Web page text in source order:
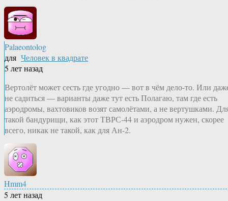
Palaeontolog
для Человек в квадрате
5 лет назад
Вертолёт может сесть где угодно — вот в чём дело-то. Или
не садиться — варианты даже тут есть Полагаю, там где есть
аэродромы, вахтовиков возят самолётами, а не вертушками.
такой бандурищи, как этот ТВРС-44 и аэродром нужен, скорее
всего, никак не такой, как для Ан-2.
Hmm4
5 лет назад